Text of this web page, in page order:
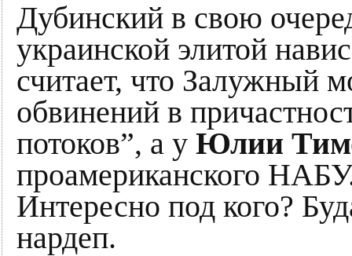
Дубинский в свою
украинской элитой
считает, что Залужный
обвинений в
потоков”, а у Юлии
проамериканского
Интересно под кого?
нардеп.